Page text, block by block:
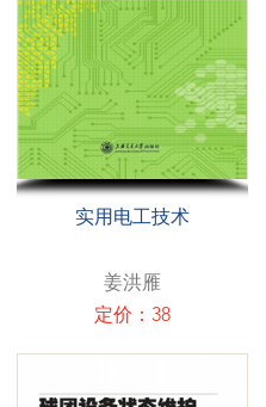
实用电工技术
姜洪雁
定价：38